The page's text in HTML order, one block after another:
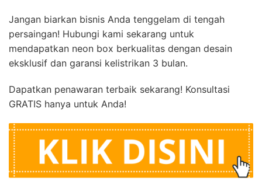
Jangan biarkan bisnis Anda tenggelam di tengah
persaingan! Hubungi kami sekarang untuk
mendapatkan neon box berkualitas dengan desain
eksklusif dan garansi kelistrikan 3 bulan.
Dapatkan penawaran terbaik sekarang! Konsultasi
GRATIS hanya untuk Anda!